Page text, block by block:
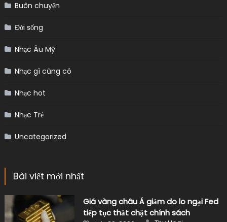
Buôn chuyện
Đời sống
Nhạc Âu Mỹ
Nhạc gì cũng có
Nhạc hot
Nhạc Trẻ
Uncategorized
Bài viết mới nhất
Giá vàng châu Á giảm do lo ngại Fed
tiếp tục thắt chặt chính sách